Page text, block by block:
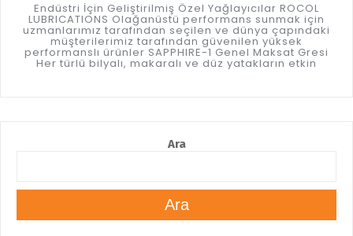
Endüstri İçin Geliştirilmiş Özel Yağlayıcılar ROCOL
LUBRICATIONS Olağanüstü performans sunmak için
uzmanlarımız tarafından seçilen ve dünya çapındaki
müşterilerimiz tarafından güvenilen yüksek
performanslı ürünler SAPPHIRE-1 Genel Maksat Gresi
Her türlü bilyalı, makaralı ve düz yatakların etkin
Ara
Ara